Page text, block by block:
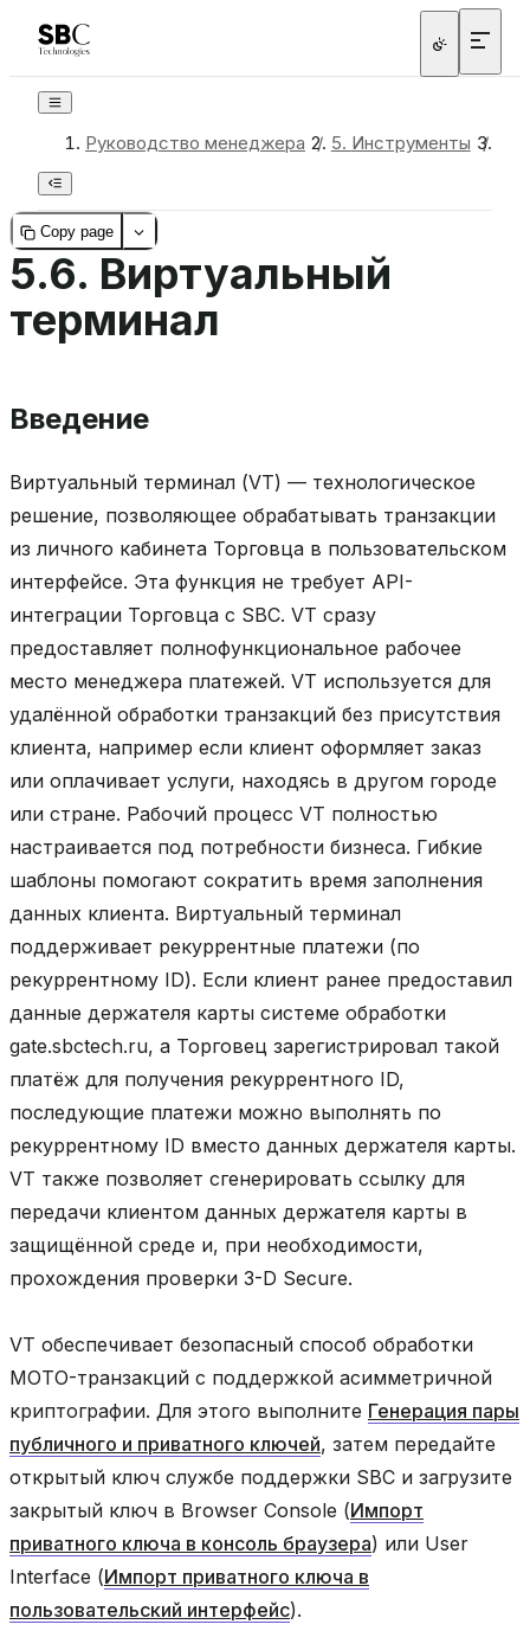
Руководство менеджера / 5. Инструменты /
Copy page
5.6. Виртуальный
терминал
Введение
Виртуальный терминал (VT) — технологическое
решение, позволяющее обрабатывать транзакции
из личного кабинета Торговца в пользовательском
интерфейсе. Эта функция не требует API-
интеграции Торговца с SBC. VT сразу
предоставляет полнофункциональное рабочее
место менеджера платежей. VT используется для
удалённой обработки транзакций без присутствия
клиента, например если клиент оформляет заказ
или оплачивает услуги, находясь в другом городе
или стране. Рабочий процесс VT полностью
настраивается под потребности бизнеса. Гибкие
шаблоны помогают сократить время заполнения
данных клиента. Виртуальный терминал
поддерживает рекуррентные платежи (по
рекуррентному ID). Если клиент ранее предоставил
данные держателя карты системе обработки
gate.sbctech.ru, а Торговец зарегистрировал такой
платёж для получения рекуррентного ID,
последующие платежи можно выполнять по
рекуррентному ID вместо данных держателя карты.
VT также позволяет сгенерировать ссылку для
передачи клиентом данных держателя карты в
защищённой среде и, при необходимости,
прохождения проверки 3-D Secure.
VT обеспечивает безопасный способ обработки
MOTO-транзакций с поддержкой асимметричной
криптографии. Для этого выполните Генерация пары
публичного и приватного ключей, затем передайте
открытый ключ службе поддержки SBC и загрузите
закрытый ключ в Browser Console (Импорт
приватного ключа в консоль браузера) или User
Interface (Импорт приватного ключа в
пользовательский интерфейс).